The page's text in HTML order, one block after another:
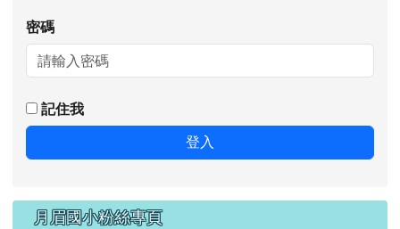
密碼
記住我
登入
月眉國小粉絲專頁